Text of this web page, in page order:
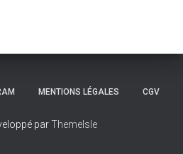
MENTIONS LÉGALES CGV
parThemeIsle